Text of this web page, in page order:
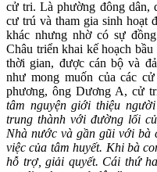
cử tri. Là phường đông dân,
cư trú và tham gia sinh hoạt
khác nhưng nhờ có sự
Châu triển khai kế hoạch
thời gian, được cán bộ và
như mong muốn của các
phương, ông Dương A, cử
tâm nguyện giới thiệu
trung thành với đường lối
Nhà nước và gần gũi với bà
việc của tâm huyết. Khi bà
hỗ trợ, giải quyết. Cái thứ